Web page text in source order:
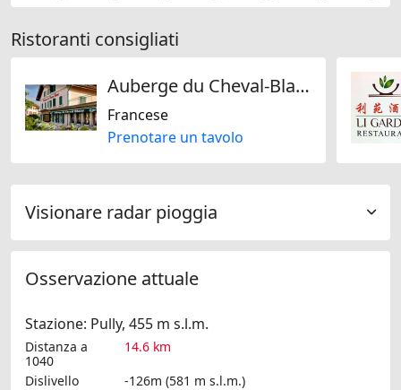
Ristoranti consigliati
Auberge du Cheval-Blanc
Francese
Prenotare un tavolo
Visionare radar pioggia
Osservazione attuale
Stazione: Pully, 455 m s.l.m.
Distanza a
1040
14.6 km
Dislivello
-126m (581 m s.l.m.)